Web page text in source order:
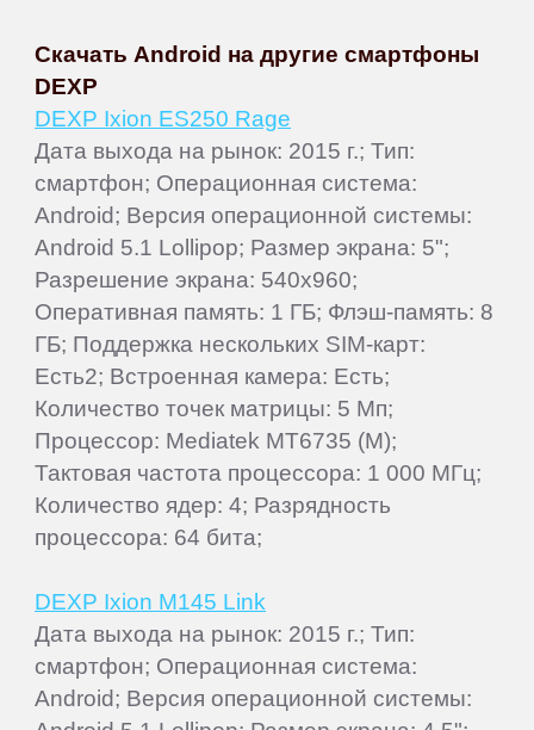
Скачать Android на другие смартфоны
DEXP
DEXP Ixion ES250 Rage
Дата выхода на рынок: 2015 г.; Тип:
смартфон; Операционная система:
Android; Версия операционной системы:
Android 5.1 Lollipop; Размер экрана: 5";
Разрешение экрана: 540x960;
Оперативная память: 1 ГБ; Флэш-память: 8
ГБ; Поддержка нескольких SIM-карт:
Есть2; Встроенная камера: Есть;
Количество точек матрицы: 5 Мп;
Процессор: Mediatek MT6735 (M);
Тактовая частота процессора: 1 000 МГц;
Количество ядер: 4; Разрядность
процессора: 64 бита;
DEXP Ixion M145 Link
Дата выхода на рынок: 2015 г.; Тип:
смартфон; Операционная система:
Android; Версия операционной системы: